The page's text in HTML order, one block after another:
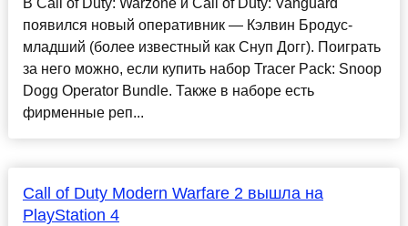
В Call of Duty: Warzone и Call of Duty: Vanguard
появился новый оперативник — Кэлвин Бродус-
младший (более известный как Снуп Догг). Поиграть
за него можно, если купить набор Tracer Pack: Snoop
Dogg Operator Bundle. Также в наборе есть
фирменные реп...
Call of Duty Modern Warfare 2 вышла на
PlayStation 4